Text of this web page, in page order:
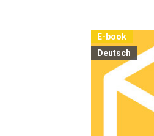
E-book
Deutsch